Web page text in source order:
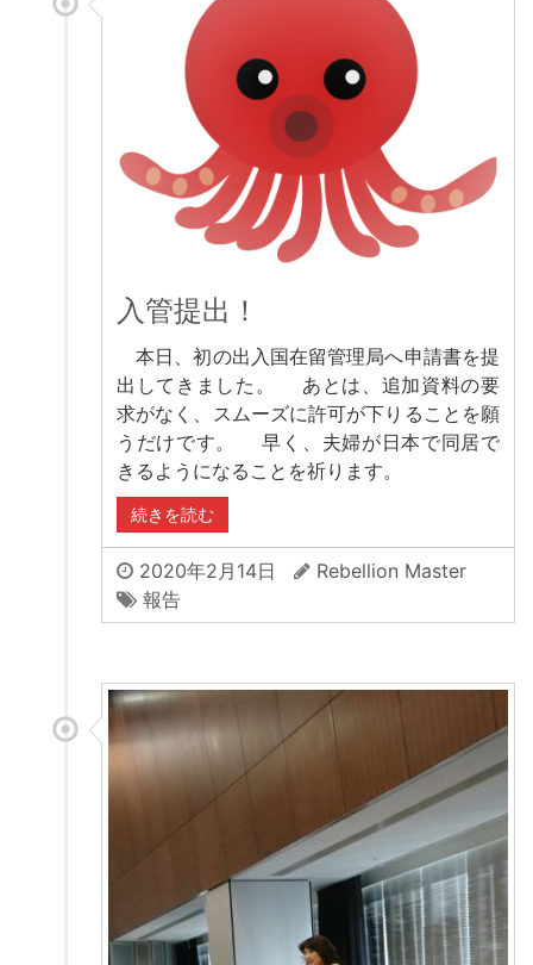
入管提出！
本日、初の出入国在留管理局へ申請書を提
出してきました。 あとは、追加資料の要
求がなく、スムーズに許可が下りることを願
うだけです。 早く、夫婦が日本で同居で
きるようになることを祈ります。
続きを読む
2020年2月14日
Rebellion Master
報告